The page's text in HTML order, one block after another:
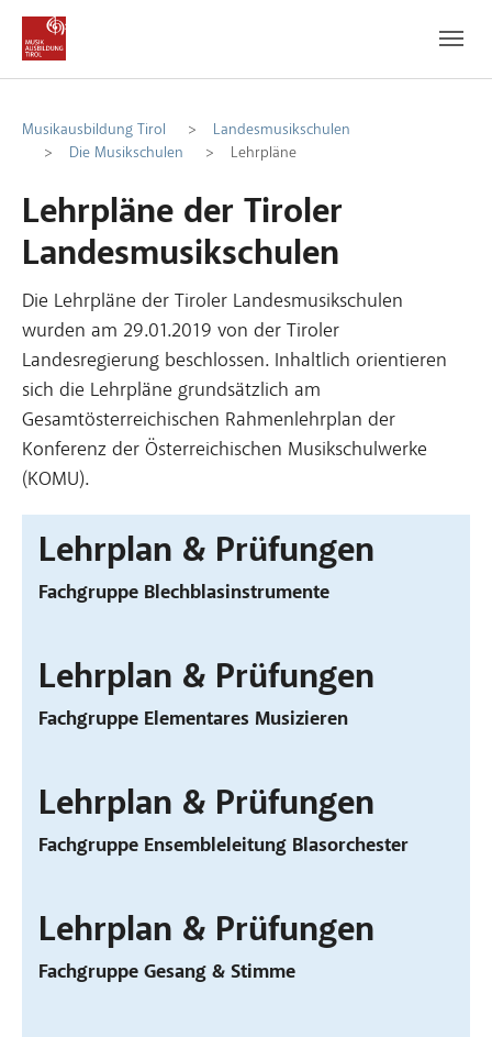
Zum Hauptinhalt
Zum Fußbereich
Musikausbildung Tirol
Landesmusikschulen
Die Musikschulen
Lehrpläne
Lehrpläne der Tiroler
Landesmusikschulen
Die Lehrpläne der Tiroler Landesmusikschulen
wurden am 29.01.2019 von der Tiroler
Landesregierung beschlossen. Inhaltlich orientieren
sich die Lehrpläne grundsätzlich am
Gesamtösterreichischen Rahmenlehrplan der
Konferenz der Österreichischen Musikschulwerke
(KOMU).
Lehrplan & Prüfungen
Fachgruppe Blechblasinstrumente
Lehrplan & Prüfungen
Fachgruppe Elementares Musizieren
Lehrplan & Prüfungen
Fachgruppe Ensembleleitung Blasorchester
Lehrplan & Prüfungen
Fachgruppe Gesang & Stimme